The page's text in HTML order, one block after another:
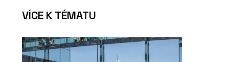
VÍCE K TÉMATU